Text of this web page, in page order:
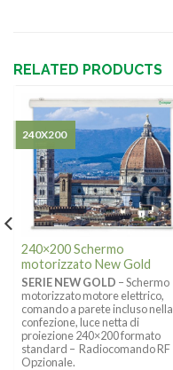
RELATED PRODUCTS
240×200 Schermo
motorizzato New Gold
SERIE NEW GOLD – Schermo
motorizzato motore elettrico,
comando a parete incluso nella
confezione, luce netta di
proiezione 240×200 formato
standard – Radiocomando RF
Opzionale.
240X200